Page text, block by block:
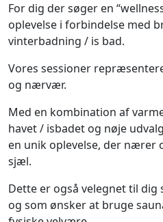
For dig der søger en
oplevelse i forbindelse med
vinterbadning / is bad.
Vores sessioner
og nærvær.
Med en kombination af
havet / isbadet og nøje
en unik oplevelse, der nærer
sjæl.
Dette er også velegnet til dig
og som ønsker at bruge